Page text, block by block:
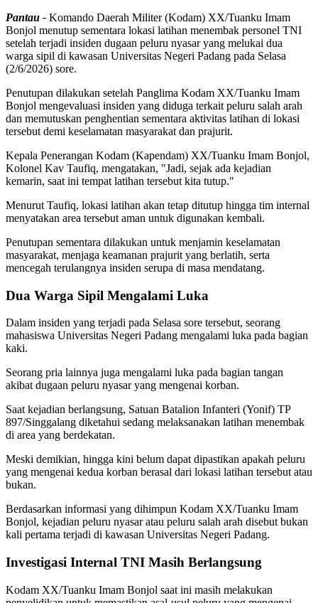
Pantau - Komando Daerah Militer (Kodam) XX/Tuanku Imam
Bonjol menutup sementara lokasi latihan menembak personel TNI
setelah terjadi insiden dugaan peluru nyasar yang melukai dua
warga sipil di kawasan Universitas Negeri Padang pada Selasa
(2/6/2026) sore.
Penutupan dilakukan setelah Panglima Kodam XX/Tuanku Imam
Bonjol mengevaluasi insiden yang diduga terkait peluru salah arah
dan memutuskan penghentian sementara aktivitas latihan di lokasi
tersebut demi keselamatan masyarakat dan prajurit.
Kepala Penerangan Kodam (Kapendam) XX/Tuanku Imam Bonjol,
Kolonel Kav Taufiq, mengatakan, "Jadi, sejak ada kejadian
kemarin, saat ini tempat latihan tersebut kita tutup."
Menurut Taufiq, lokasi latihan akan tetap ditutup hingga tim internal
menyatakan area tersebut aman untuk digunakan kembali.
Penutupan sementara dilakukan untuk menjamin keselamatan
masyarakat, menjaga keamanan prajurit yang berlatih, serta
mencegah terulangnya insiden serupa di masa mendatang.
Dua Warga Sipil Mengalami Luka
Dalam insiden yang terjadi pada Selasa sore tersebut, seorang
mahasiswa Universitas Negeri Padang mengalami luka pada bagian
kaki.
Seorang pria lainnya juga mengalami luka pada bagian tangan
akibat dugaan peluru nyasar yang mengenai korban.
Saat kejadian berlangsung, Satuan Batalion Infanteri (Yonif) TP
897/Singgalang diketahui sedang melaksanakan latihan menembak
di area yang berdekatan.
Meski demikian, hingga kini belum dapat dipastikan apakah peluru
yang mengenai kedua korban berasal dari lokasi latihan tersebut atau
bukan.
Berdasarkan informasi yang dihimpun Kodam XX/Tuanku Imam
Bonjol, kejadian peluru nyasar atau peluru salah arah disebut bukan
kali pertama terjadi di kawasan Universitas Negeri Padang.
Investigasi Internal TNI Masih Berlangsung
Kodam XX/Tuanku Imam Bonjol saat ini masih melakukan